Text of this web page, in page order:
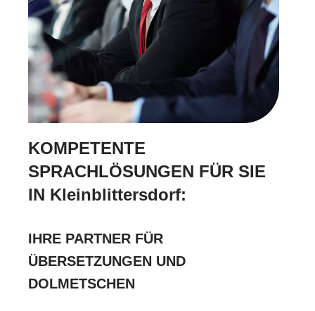
KOMPETENTE
SPRACHLÖSUNGEN FÜR SIE
IN Kleinblittersdorf:
IHRE PARTNER FÜR
ÜBERSETZUNGEN UND
DOLMETSCHEN